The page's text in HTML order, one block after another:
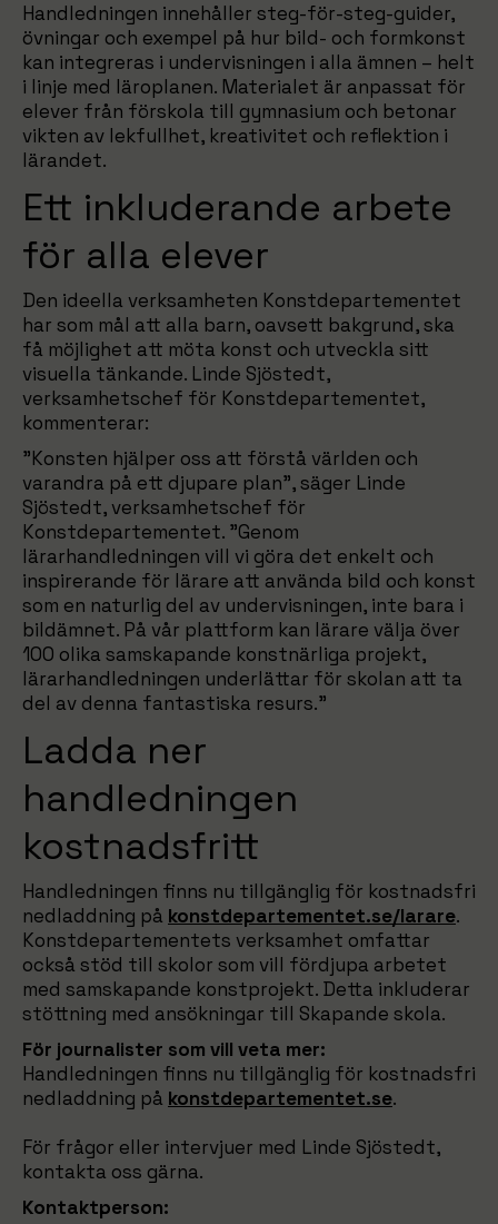
Handledningen innehåller steg-för-steg-guider,
övningar och exempel på hur bild- och formkonst
kan integreras i undervisningen i alla ämnen – helt
i linje med läroplanen. Materialet är anpassat för
elever från förskola till gymnasium och betonar
vikten av lekfullhet, kreativitet och reflektion i
lärandet.
Ett inkluderande arbete
för alla elever
Den ideella verksamheten Konstdepartementet
har som mål att alla barn, oavsett bakgrund, ska
få möjlighet att möta konst och utveckla sitt
visuella tänkande. Linde Sjöstedt,
verksamhetschef för Konstdepartementet,
kommenterar:
”Konsten hjälper oss att förstå världen och
varandra på ett djupare plan”, säger Linde
Sjöstedt, verksamhetschef för
Konstdepartementet. ”Genom
lärarhandledningen vill vi göra det enkelt och
inspirerande för lärare att använda bild och konst
som en naturlig del av undervisningen, inte bara i
bildämnet. På vår plattform kan lärare välja över
100 olika samskapande konstnärliga projekt,
lärarhandledningen underlättar för skolan att ta
del av denna fantastiska resurs.”
Ladda ner
handledningen
kostnadsfritt
Handledningen finns nu tillgänglig för kostnadsfri
nedladdning på konstdepartementet.se/larare.
Konstdepartementets verksamhet omfattar
också stöd till skolor som vill fördjupa arbetet
med samskapande konstprojekt. Detta inkluderar
stöttning med ansökningar till Skapande skola.
För journalister som vill veta mer:
Handledningen finns nu tillgänglig för kostnadsfri
nedladdning på konstdepartementet.se.
För frågor eller intervjuer med Linde Sjöstedt,
kontakta oss gärna.
Kontaktperson: